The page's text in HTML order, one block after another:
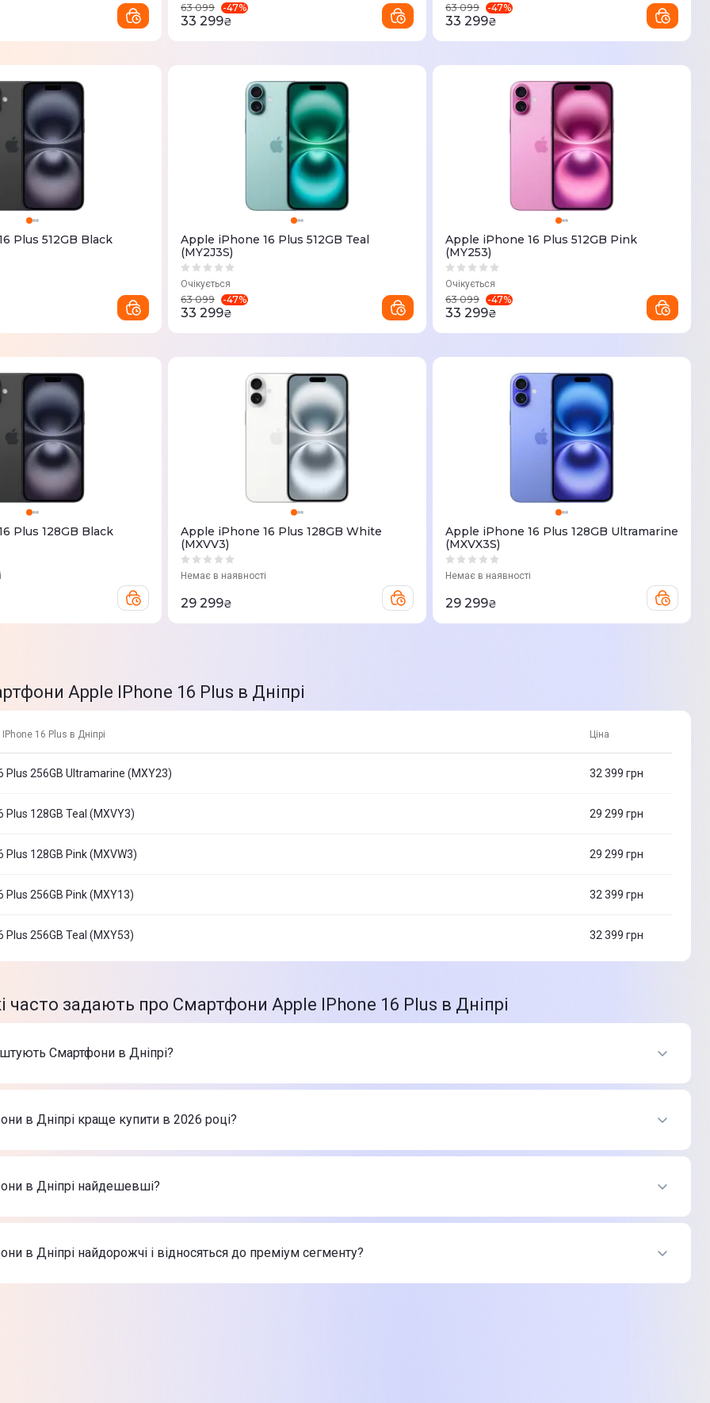
63 099 -47%
33 299₴
63 099 -47%
33 299₴
Plus 512GB Black
Apple iPhone 16 Plus 512GB Teal
(MY2J3S)
Очікується
63 099 -47%
33 299₴
Apple iPhone 16 Plus 512GB Pink
(MY253)
Очікується
63 099 -47%
33 299₴
Plus 128GB Black
Apple iPhone 16 Plus 128GB White
(MXVV3)
Немає в наявності
29 299₴
Apple iPhone 16 Plus 128GB Ultramarine
(MXVX3S)
Немає в наявності
29 299₴
Apple IPhone 16 Plus в Дніпрі
16 Plus в Дніпрі Ціна
Plus 256GB Ultramarine (MXY23) 32 399 грн
Plus 128GB Teal (MXVY3) 29 299 грн
Plus 128GB Pink (MXVW3) 29 299 грн
Plus 256GB Pink (MXY13) 32 399 грн
Plus 256GB Teal (MXY53) 32 399 грн
часто задають про Смартфони Apple IPhone 16 Plus в Дніпрі
Смартфони в Дніпрі?
в категорії Смартфони в Дніпрі в інтернет-магазині Цитрус
17 Pro Max 256GB Silver (MFYM4)- 66 999 ₴
15 16/512GB Infinite Black (EU)- 56 999 ₴
в Дніпрі краще купити в 2026 році?
в Дніпрі в 2026 році на думку інтернет-магазину Цитрус
17 Pro Max 256GB Silver (MFYM4)
15 16/512GB Infinite Black (EU)- 56 999 ₴
в Дніпрі найдешевші?
Смартфони в Дніпрі
17 Pro Max 256GB Silver (MFYM4)- 66 999 ₴
15 16/512GB Infinite Black (EU)- 56 999 ₴
в Дніпрі найдорожчі і відносяться до преміум сегменту?